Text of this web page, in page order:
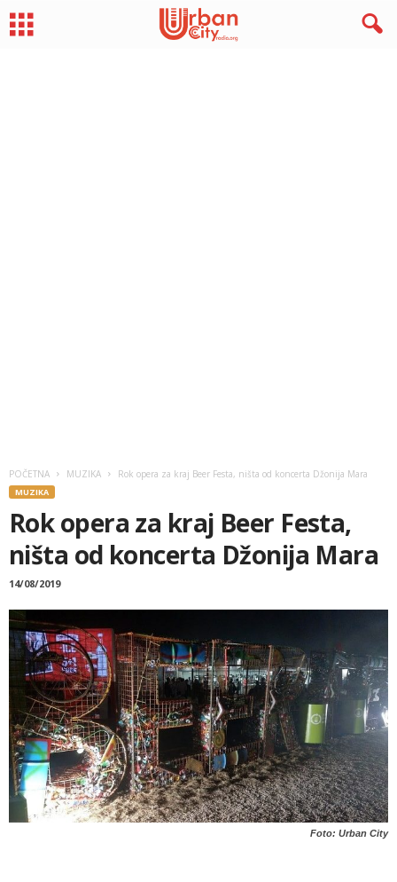
POČETNA MUZIKA Rok opera za kraj Beer Festa, ništa od koncerta Džonija Mara
MUZIKA
Rok opera za kraj Beer Festa,
ništa od koncerta Džonija Mara
14/08/2019
Foto: Urban City